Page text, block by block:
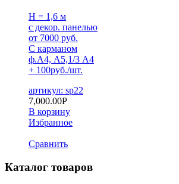
H = 1,6 м
с декор. панелью
от 7000 руб.
С карманом
ф.А4, А5,1/3 А4
+ 100руб./шт.
артикул: sp22
7,000.00Р
В корзину
Избранное
Сравнить
Каталог товаров